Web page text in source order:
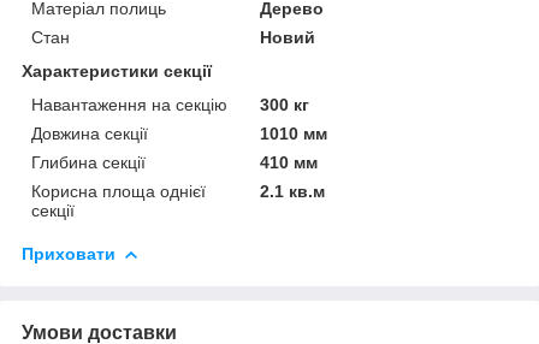
Матеріал полиць
Дерево
Стан
Новий
Характеристики секції
Навантаження на секцію
300 кг
Довжина секції
1010 мм
Глибина секції
410 мм
Корисна площа однієї
секції
2.1 кв.м
Приховати
Умови доставки